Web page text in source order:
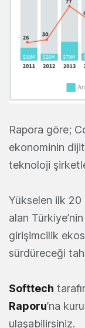
Rapora göre;
ekonominin
teknoloji
Yükselen ilk 20
alan
girişimcilik
sürdüreceği
Softtech
Raporu’na
ulaşabilirsiniz.